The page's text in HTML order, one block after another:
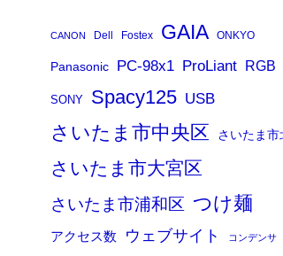
CANON Dell Fostex GAIA ONKYO
Panasonic PC-98x1 ProLiant RGB
SONY Spacy125 USB
さいたま市中央区 さいたま市
さいたま市大宮区
さいたま市浦和区 つけ麺
アクセス数 ウェブサイト コンデンサ